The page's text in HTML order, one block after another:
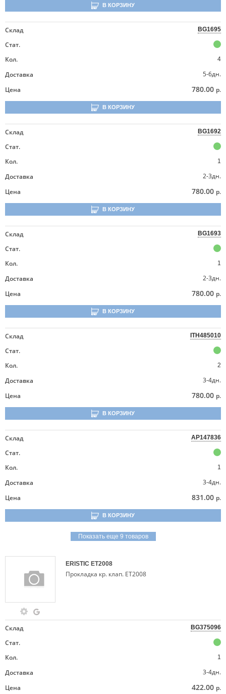
В КОРЗИНУ
Склад BG1695
Стат.
Кол.
4
Доставка
5-6дн.
Цена
780.00 р.
В КОРЗИНУ
Склад BG1692
Стат.
Кол.
1
Доставка
2-3дн.
Цена
780.00 р.
В КОРЗИНУ
Склад BG1693
Стат.
Кол.
1
Доставка
2-3дн.
Цена
780.00 р.
В КОРЗИНУ
Склад ITH485010
Стат.
Кол.
2
Доставка
3-4дн.
Цена
780.00 р.
В КОРЗИНУ
Склад AP147836
Стат.
Кол.
1
Доставка
3-4дн.
Цена
831.00 р.
В КОРЗИНУ
Показать еще 9 товаров
ERISTIC ET2008
Прокладка кр. клап. ET2008
Склад BG375096
Стат.
Кол.
1
Доставка
3-4дн.
Цена
422.00 р.